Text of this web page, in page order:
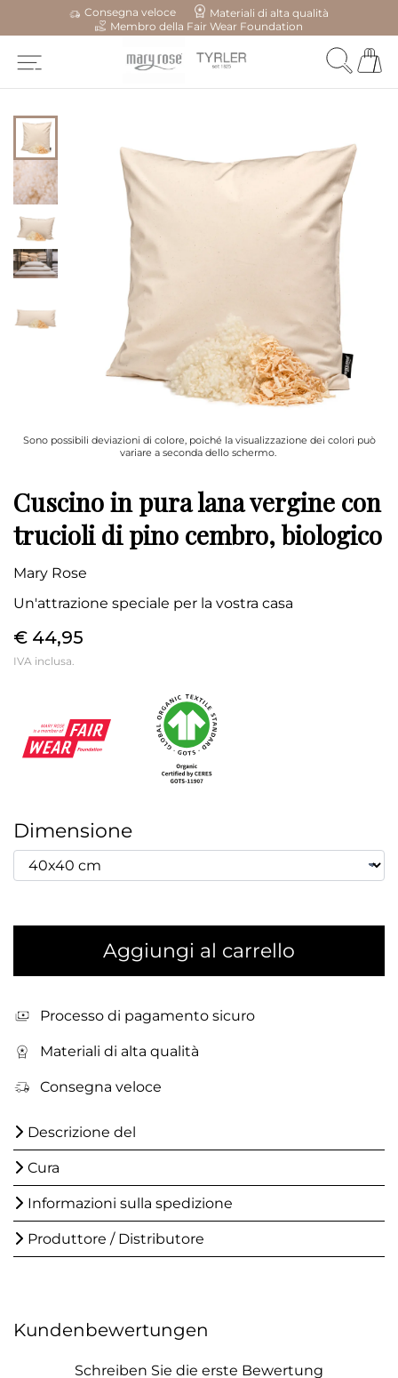
Consegna veloce
Materiali di alta qualità
Membro della Fair Wear Foundation
Sono possibili deviazioni di colore, poiché la visualizzazione dei colori può
variare a seconda dello schermo.
Cuscino in pura lana vergine con
trucioli di pino cembro, biologico
Mary Rose
Un'attrazione speciale per la vostra casa
€ 44,95
IVA inclusa.
Dimensione
Aggiungi al carrello
Processo di pagamento sicuro
Materiali di alta qualità
Consegna veloce
Descrizione del
Cura
Informazioni sulla spedizione
Produttore / Distributore
Kundenbewertungen
Schreiben Sie die erste Bewertung